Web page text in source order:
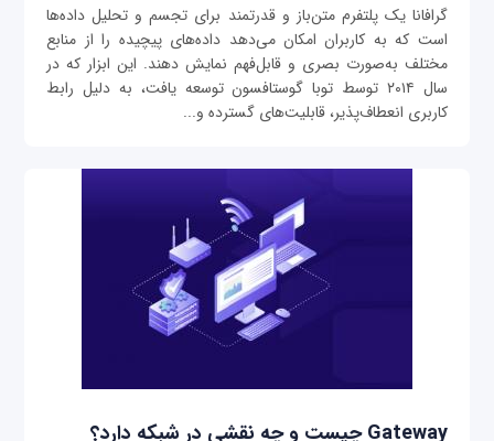
گرافانا یک پلتفرم متن‌باز و قدرتمند برای تجسم و تحلیل داده‌ها
است که به کاربران امکان می‌دهد داده‌های پیچیده را از منابع
مختلف به‌صورت بصری و قابل‌فهم نمایش دهند. این ابزار که در
سال ۲۰۱۴ توسط توبا گوستافسون توسعه یافت، به دلیل رابط
کاربری انعطاف‌پذیر، قابلیت‌های گسترده و...
Gateway چیست و چه نقشی در شبکه دارد؟